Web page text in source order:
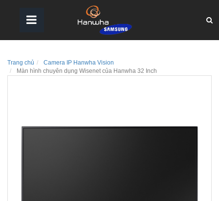
Trang chủ
Camera IP Hanwha Vision
Màn hình chuyên dụng Wisenet của Hanwha 32 Inch